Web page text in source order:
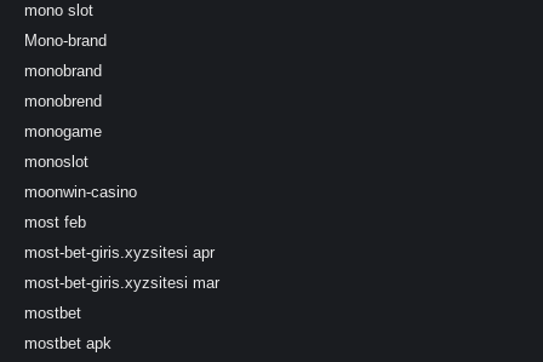
mono slot
Mono-brand
monobrand
monobrend
monogame
monoslot
moonwin-casino
most feb
most-bet-giris.xyzsitesi apr
most-bet-giris.xyzsitesi mar
mostbet
mostbet apk